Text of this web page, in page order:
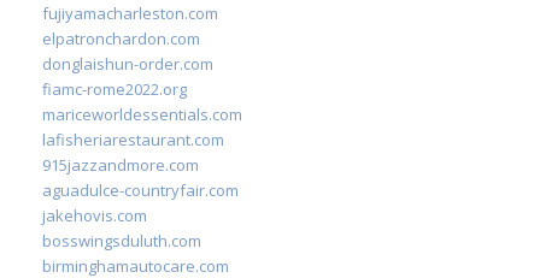
fujiyamacharleston.com
elpatronchardon.com
donglaishun-order.com
fiamc-rome2022.org
mariceworldessentials.com
lafisheriarestaurant.com
915jazzandmore.com
aguadulce-countryfair.com
jakehovis.com
bosswingsduluth.com
birminghamautocare.com